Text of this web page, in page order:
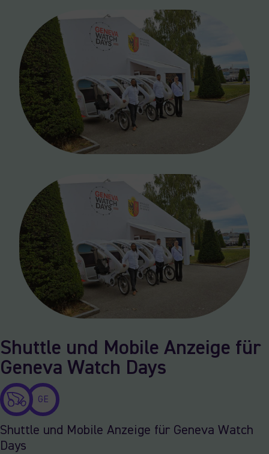
Shuttle und Mobile Anzeige für
Geneva Watch Days
GE
Shuttle und Mobile Anzeige für Geneva Watch
Days